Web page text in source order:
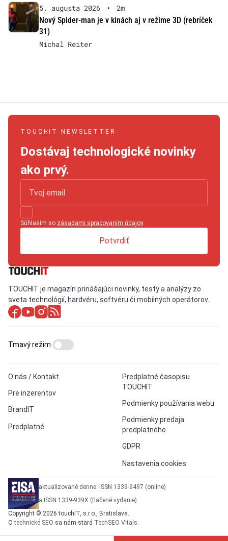
5. augusta 2026 •
2m
Nový Spider-man je v kinách aj v režime 3D (rebríček
31)
Michal Reiter
TOUCHIT NEWSLETTER
Dostávaj technologické novinky
ako prvý.
Súhlasím so zásadami spracovaním údajov.
Potvrdiť
TOUCHIT je magazín prinášajúci novinky, testy a analýzy zo
sveta technológií, hardvéru, softvéru či mobilných operátorov.
O nás / Kontakt
Pre inzerentov
BrandIT
Predplatné
Predplatné časopisu
TOUCHIT
Podmienky používania webu
Podmienky predaja
predplatného
GDPR
Nastavenia cookies
Tmavý režim
aktualizované denne: ISSN 1339-9497 (online)
a ISSN 1339-939X (tlačené vydanie)
Copyright © 2026 touchIT, s.r.o., Bratislava.
Otechnické SEO sa nám stará TechSEO Vitals